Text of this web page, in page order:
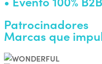
Patrocinadores
Marcas que